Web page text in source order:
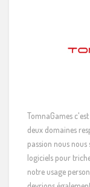
TomnaGames
deux domaines
passion nous
logiciels pour
notre usage